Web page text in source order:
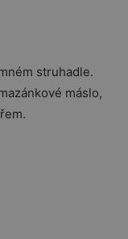
struhadle.
máslo,